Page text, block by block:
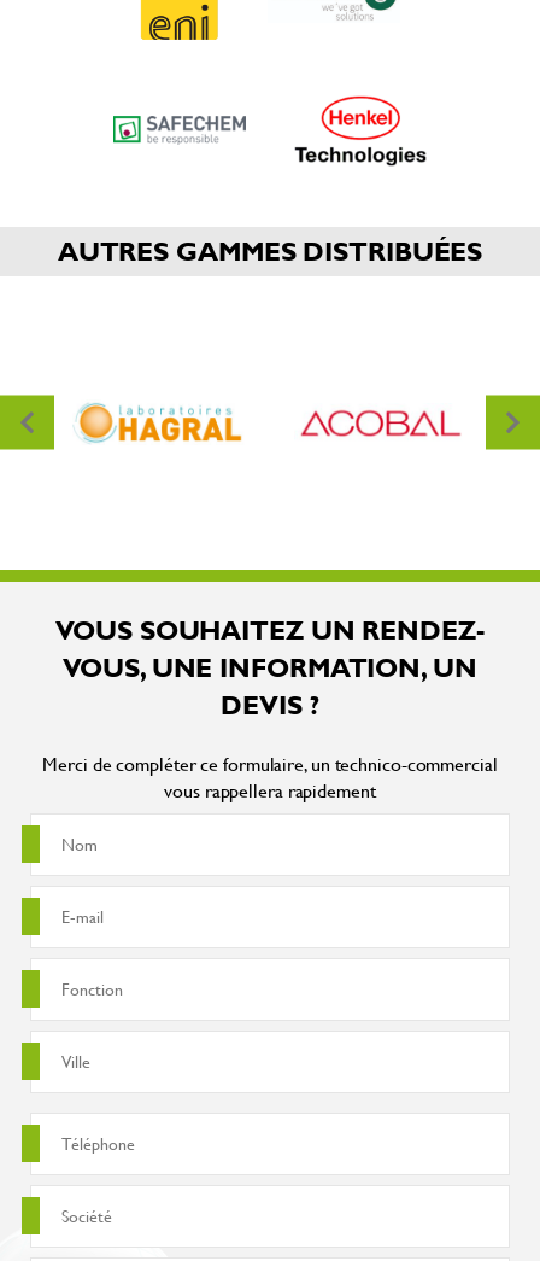
AUTRES GAMMES DISTRIBUÉES
VOUS SOUHAITEZ UN RENDEZ-
VOUS, UNE INFORMATION, UN
DEVIS ?
Merci de compléter ce formulaire, un technico-commercial
vous rappellera rapidement